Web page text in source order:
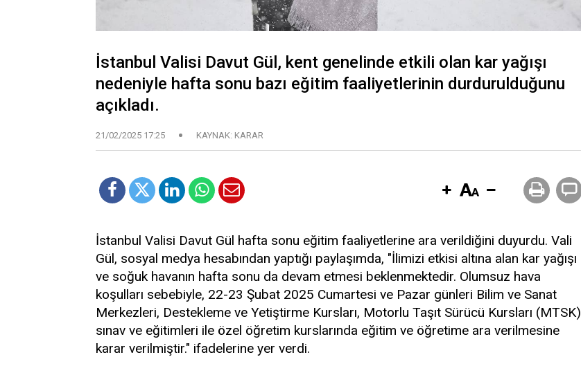
İstanbul Valisi Davut Gül, kent genelinde etkili olan kar yağışı
nedeniyle hafta sonu bazı eğitim faaliyetlerinin durdurulduğunu
açıkladı.
21/02/2025 17:25 KAYNAK: KARAR
İstanbul Valisi Davut Gül hafta sonu eğitim faaliyetlerine ara verildiğini duyurdu. Vali
Gül, sosyal medya hesabından yaptığı paylaşımda, "İlimizi etkisi altına alan kar yağışı
ve soğuk havanın hafta sonu da devam etmesi beklenmektedir. Olumsuz hava
koşulları sebebiyle, 22-23 Şubat 2025 Cumartesi ve Pazar günleri Bilim ve Sanat
Merkezleri, Destekleme ve Yetiştirme Kursları, Motorlu Taşıt Sürücü Kursları (MTSK)
sınav ve eğitimleri ile özel öğretim kurslarında eğitim ve öğretime ara verilmesine
karar verilmiştir." ifadelerine yer verdi.